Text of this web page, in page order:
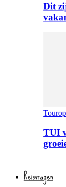
Dit
TUI
Reisvragen